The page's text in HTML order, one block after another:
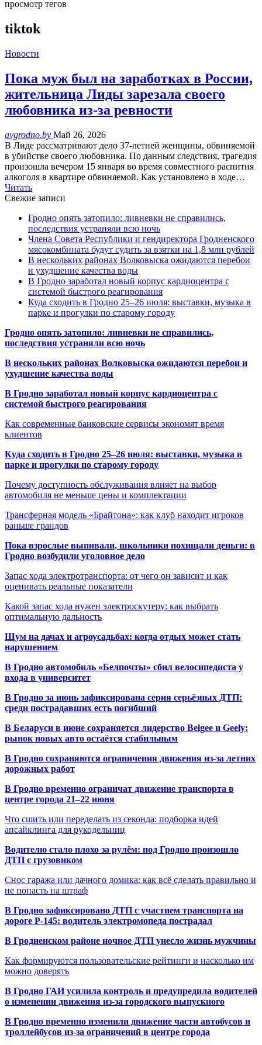
просмотр тегов
tiktok
Новости
Пока муж был на заработках в России,
жительница Лиды зарезала своего
любовника из-за ревности
avgrodno.by Май 26, 2026
В Лиде рассматривают дело 37-летней женщины, обвиняемой
в убийстве своего любовника. По данным следствия, трагедия
произошла вечером 15 января во время совместного распития
алкоголя в квартире обвиняемой. Как установлено в ходе…
Читать
Свежие записи
Гродно опять затопило: ливневки не справились,
последствия устраняли всю ночь
Члена Совета Республики и гендиректора Гродненского
мясокомбината будут судить за взятки на 1,8 млн рублей
В нескольких районах Волковыска ожидаются перебои
и ухудшение качества воды
В Гродно заработал новый корпус кардиоцентра с
системой быстрого реагирования
Куда сходить в Гродно 25–26 июля: выставки, музыка в
парке и прогулки по старому городу
Гродно опять затопило: ливневки не справились,
последствия устраняли всю ночь
В нескольких районах Волковыска ожидаются перебои и
ухудшение качества воды
В Гродно заработал новый корпус кардиоцентра с
системой быстрого реагирования
Как современные банковские сервисы экономят время
клиентов
Куда сходить в Гродно 25–26 июля: выставки, музыка в
парке и прогулки по старому городу
Почему доступность обслуживания влияет на выбор
автомобиля не меньше цены и комплектации
Трансферная модель «Брайтона»: как клуб находит игроков
раньше грандов
Пока взрослые выпивали, школьники похищали деньги: в
Гродно возбудили уголовное дело
Запас хода электротранспорта: от чего он зависит и как
оценивать реальные показатели
Какой запас хода нужен электроскутеру: как выбрать
оптимальную дальность
Шум на дачах и агроусадьбах: когда отдых может стать
нарушением
В Гродно автомобиль «Белпочты» сбил велосипедиста у
входа в университет
В Гродно за июнь зафиксирована серия серьёзных ДТП:
среди пострадавших есть погибший
В Беларуси в июне сохраняется лидерство Belgee и Geely:
рынок новых авто остаётся стабильным
В Гродно сохраняются ограничения движения из-за летних
дорожных работ
В Гродно временно ограничат движение транспорта в
центре города 21–22 июня
Что сшить или переделать из секонда: подборка идей
апсайклинга для рукодельниц
Водителю стало плохо за рулём: под Гродно произошло
ДТП с грузовиком
Снос гаража или дачного домика: как всё сделать правильно и
не попасть на штраф
В Гродно зафиксировано ДТП с участием транспорта на
дороге Р-145: водитель электромопеда пострадал
В Гродненском районе ночное ДТП унесло жизнь мужчины
Как формируются пользовательские рейтинги и насколько им
можно доверять
В Гродно ГАИ усилила контроль и предупредила водителей
о изменении движения из-за городского выпускного
В Гродно временно изменили движение части автобусов и
троллейбусов из-за ограничений в центре города